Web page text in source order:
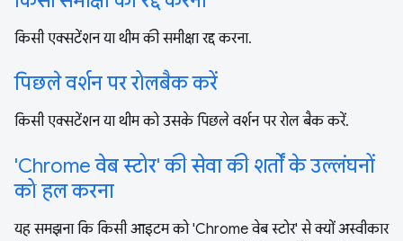
किसी एक्सटेंशन या थीम की समीक्षा रद्द करना.
पिछले वर्शन पर रोलबैक करें
किसी एक्सटेंशन या थीम को उसके पिछले वर्शन पर रोल बैक करें.
'Chrome वेब स्टोर' की सेवा की शर्तों के उल्लंघनों
को हल करना
यह समझना कि किसी आइटम को 'Chrome वेब स्टोर' से क्यों अस्वीकार